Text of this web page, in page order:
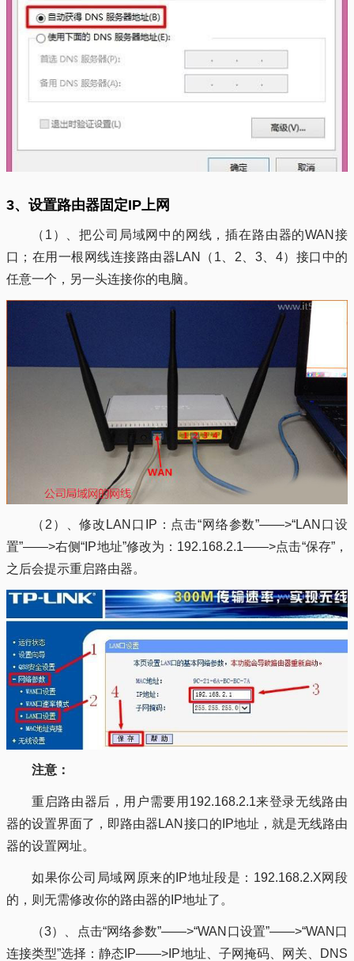
3、设置路由器固定IP上网
（1）、把公司局域网中的网线，插在路由器的WAN接
口；在用一根网线连接路由器LAN（1、2、3、4）接口中的
任意一个，另一头连接你的电脑。
（2）、修改LAN口IP：点击“网络参数”——>“LAN口设
置”——>右侧“IP地址”修改为：192.168.2.1——>点击“保存”，
之后会提示重启路由器。
注意：
重启路由器后，用户需要用192.168.2.1来登录无线路由
器的设置界面了，即路由器LAN接口的IP地址，就是无线路由
器的设置网址。
如果你公司局域网原来的IP地址段是：192.168.2.X网段
的，则无需修改你的路由器的IP地址了。
（3）、点击“网络参数”——>“WAN口设置”——>“WAN口
连接类型”选择：静态IP——>IP地址、子网掩码、网关、DNS